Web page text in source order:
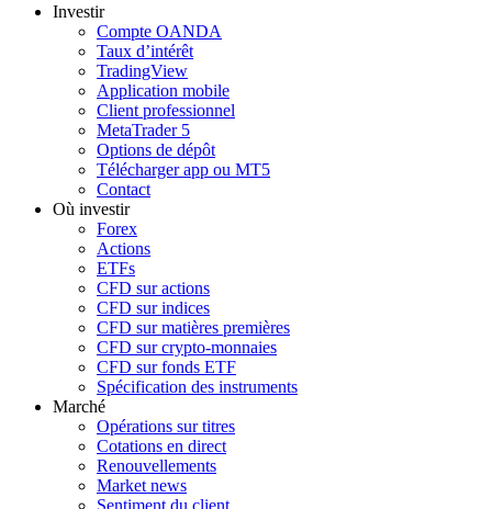
Investir
Compte OANDA
Taux d’intérêt
TradingView
Application mobile
Client professionnel
MetaTrader 5
Options de dépôt
Télécharger app ou MT5
Contact
Où investir
Forex
Actions
ETFs
CFD sur actions
CFD sur indices
CFD sur matières premières
CFD sur crypto-monnaies
CFD sur fonds ETF
Spécification des instruments
Marché
Opérations sur titres
Cotations en direct
Renouvellements
Market news
Sentiment du client